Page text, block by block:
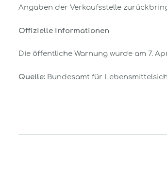
Angaben der Verkaufsstelle
Offizielle Informationen
Die öffentliche Warnung wurde am 7.
Quelle:Bundesamt für